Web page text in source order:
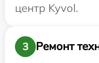
центр Kyvol.
3
Ремонт